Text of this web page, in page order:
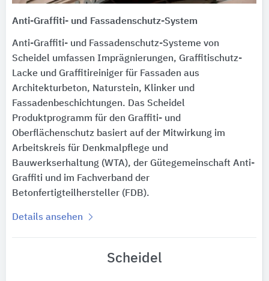
Anti-Graffiti- und Fassadenschutz-System
Anti-Graffiti- und Fassadenschutz-Systeme von
Scheidel umfassen Imprägnierungen, Graffitischutz-
Lacke und Graffitireiniger für Fassaden aus
Architekturbeton, Naturstein, Klinker und
Fassadenbeschichtungen. Das Scheidel
Produktprogramm für den Graffiti- und
Oberflächenschutz basiert auf der Mitwirkung im
Arbeitskreis für Denkmalpflege und
Bauwerkserhaltung (WTA), der Gütegemeinschaft Anti-
Graffiti und im Fachverband der
Betonfertigteilhersteller (FDB).
Details ansehen
Scheidel